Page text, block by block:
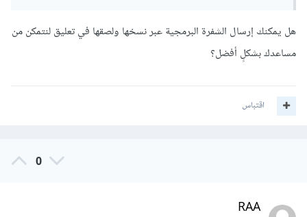
هل يمكنك إرسال الشفرة البرمجية عبر نسخها ولصقها في تعليق لنتمكن من
مساعدك بشكلٍ أفضل؟
اقتباس
0
RAA